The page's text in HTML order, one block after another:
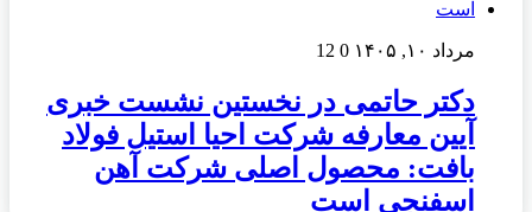
مرداد ۱۰, ۱۴۰۵ 0
12
دکتر حاتمی در نخستین نشست خبری
آیین معارفه شرکت احیا استیل فولاد
بافت: محصول اصلی شرکت آهن
اسفنجی است